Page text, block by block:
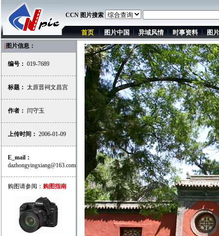
CCN 图片搜索
首页 图片中国 异域风情 时事资料 图
图片信息：
编号： 019-7689
标题： 太原晋祠文昌宫
作者： 闫守玉
上传时间： 2006-01-09
E_mail：
dazhongyingxiang@163.com
购图请参阅： 购图指南